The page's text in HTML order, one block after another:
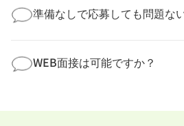
す！
積極的に受け入れています。実
の様子を見ることで、より安心
ださい！
準備なしで応募しても問題な
まで、一からサポートいたしま
たばかり」「何から始めればい
WEB面接は可能ですか？
すめしていますが、企業様によ